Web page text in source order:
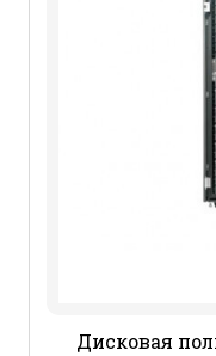
Дисковая